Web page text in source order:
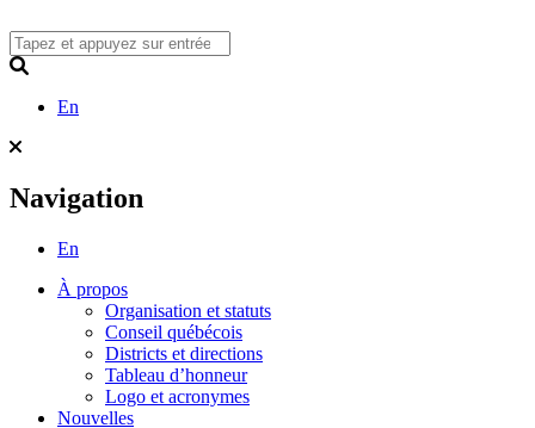
to
content
En
Navigation
En
À propos
Organisation et statuts
Conseil québécois
Districts et directions
Tableau d’honneur
Logo et acronymes
Nouvelles